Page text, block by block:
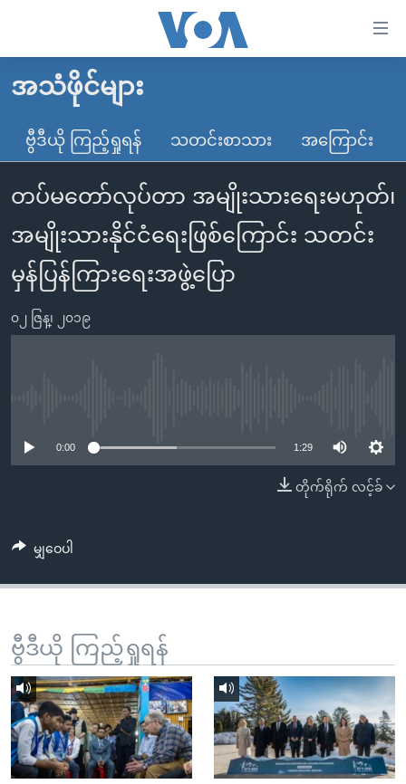
လွယ်ကူ
သည့်
များ
ပင်မ
အကြောင်းအရာ
သို့
ကျော်
ကြည့်
ရှာဖွေ
နေရာ
သို့
ကျော်
ရန်
မူလစာမျက်နှာ
မြန်မာ
ကမ္ဘာ့သတင်းများ
နိုင်ငံတကာ
အမေရိကန်
တရုတ်
အစ္စရေး-ပါလက်စတိုင်း
ဗွီဒီယို
သတင်းလွတ်လပ်ခွင့်
ရပ်ဝန်းတခု လမ်းတခု အလွန်
အင်္ဂလိပ်စာလေ့လာမယ်
အမေရိကန်သုံးအီဒီယံ
အပတ်စဉ်ကဏ္ဍများ
အသံဖိုင်များ
ဗွီဒီယို ကြည့်ရှုရန် သတင်းစာသား အကြောင်း
တပ်မတော်လုပ်တာ အမျိုးသားရေးမဟုတ်၊
အမျိုးသားနိုင်ငံရေးဖြစ်ကြောင်း သတင်း
မှန်ပြန်ကြားရေးအဖွဲ့ပြော
၀၂ ဇြန္၊ ၂၀၁၉
0:00 1:29
တိုက်ရိုက် လင့်ခ်
မျှဝေပါ
ဗွီဒီယို ကြည့်ရှုရန်